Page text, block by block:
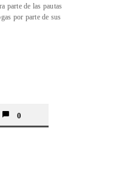
parte de las pautas
por parte de sus
0